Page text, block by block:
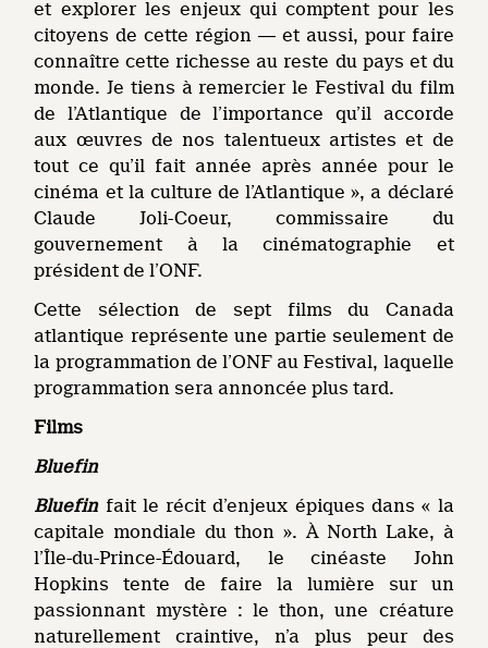
et explorer les enjeux qui comptent pour les
citoyens de cette région ― et aussi, pour faire
connaître cette richesse au reste du pays et du
monde. Je tiens à remercier le Festival du film
de l’Atlantique de l’importance qu’il accorde
aux œuvres de nos talentueux artistes et de
tout ce qu’il fait année après année pour le
cinéma et la culture de l’Atlantique », a déclaré
Claude Joli-Coeur, commissaire du
gouvernement à la cinématographie et
président de l’ONF.
Cette sélection de sept films du Canada
atlantique représente une partie seulement de
la programmation de l’ONF au Festival, laquelle
programmation sera annoncée plus tard.
Films
Bluefin
Bluefinfait le récit d’enjeux épiques dans « la
capitale mondiale du thon ». À North Lake, à
l’Île-du-Prince-Édouard, le cinéaste John
Hopkins tente de faire la lumière sur un
passionnant mystère : le thon, une créature
naturellement craintive, n’a plus peur des